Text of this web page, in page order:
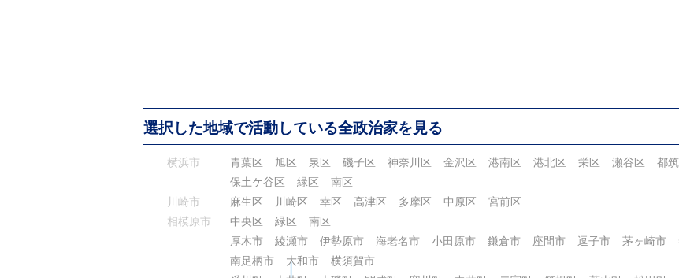
選択した地域で活動している全政治家を見る
横浜市 青葉区 旭区 泉区 磯子区 神奈川区 金沢区 港南区 港北区 栄区 瀬谷区 都
保土ケ谷区
緑区
南区
川崎市
麻生区 川崎区 幸区 高津区 多摩区 中原区
宮前区
相模原市
中央区 緑区
南区
厚木市
綾瀬市 伊勢原市 海老名市 小田原市 鎌倉市 座間市 逗子市 茅ヶ崎市
南足柄市
大和市
横須賀市